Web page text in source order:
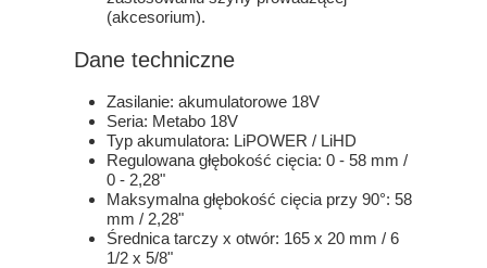
(akcesorium).
Dane techniczne
Zasilanie: akumulatorowe 18V
Seria: Metabo 18V
Typ akumulatora: LiPOWER / LiHD
Regulowana głębokość cięcia: 0 - 58 mm /
0 - 2,28"
Maksymalna głębokość cięcia przy 90°: 58
mm / 2,28"
Średnica tarczy x otwór: 165 x 20 mm / 6
1/2 x 5/8"